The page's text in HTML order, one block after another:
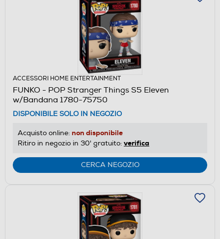
ACCESSORI HOME ENTERTAINMENT
FUNKO - POP Stranger Things S5 Eleven
w/Bandana 1780-75750
DISPONIBILE SOLO IN NEGOZIO
Acquisto online: non disponibile
Ritiro in negozio in 30' gratuito: verifica
CERCA NEGOZIO